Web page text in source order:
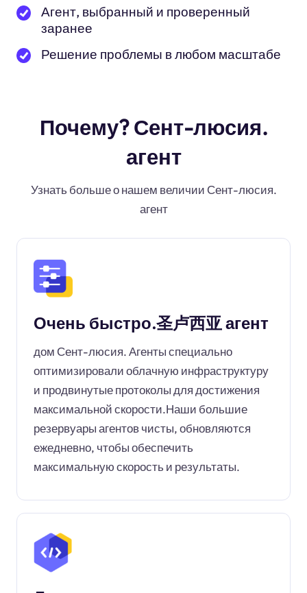
Агент, выбранный и проверенный
заранее
Решение проблемы в любом масштабе
Почему? Сент-люсия.
агент
Узнать больше о нашем величии Сент-люсия.
агент
Очень быстро.圣卢西亚 агент
дом Сент-люсия. Агенты специально
оптимизировали облачную инфраструктуру
и продвинутые протоколы для достижения
максимальной скорости.Наши большие
резервуары агентов чисты, обновляются
ежедневно, чтобы обеспечить
максимальную скорость и результаты.